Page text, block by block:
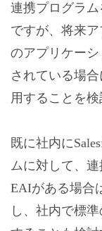
連携プログラ
ですが、将来
のアプリケー
されている場
用することを検
既に社内に
ムに対して、
EAIがある場合
し、社内で標